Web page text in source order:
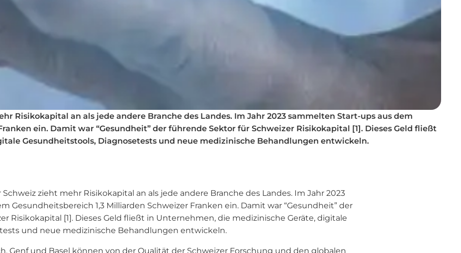
Risikokapital an als jede andere Branche des Landes. Im Jahr 2023 sammelten Start-ups aus dem
ein. Damit war “Gesundheit” der führende Sektor für Schweizer Risikokapital [1]. Dieses Geld fließt
Gesundheitstools, Diagnosetests und neue medizinische Behandlungen entwickeln.
zieht mehr Risikokapital an als jede andere Branche des Landes. Im Jahr 2023
Gesundheitsbereich 1,3 Milliarden Schweizer Franken ein. Damit war “Gesundheit” der
Risikokapital [1]. Dieses Geld fließt in Unternehmen, die medizinische Geräte, digitale
und neue medizinische Behandlungen entwickeln.
Genf und Basel können von der Qualität der Schweizer Forschung und den globalen